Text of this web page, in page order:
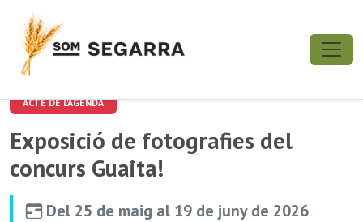
ACTE DE L'AGENDA
Exposició de fotografies del
concurs Guaita!
Del 25 de maig al 19 de juny de 2026